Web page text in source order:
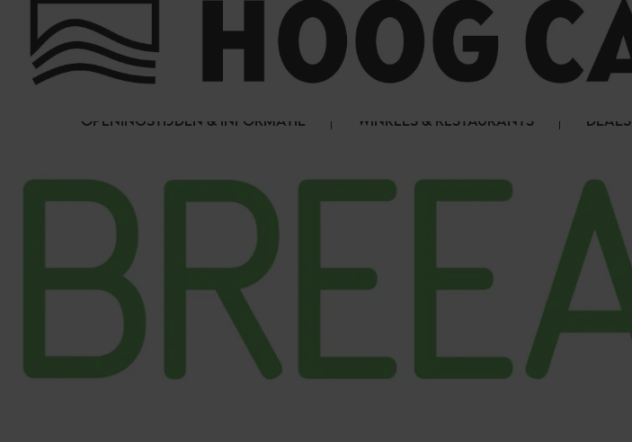
FAQ
HET WINKELCENTRUM
OPENINGSTIJDEN & INFORMATIE WINKELS & RESTAURANTS DEALS